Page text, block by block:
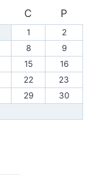
C P
1
2
8
9
15
16
22
23
29
30